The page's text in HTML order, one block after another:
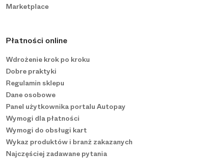
Marketplace
Płatności online
Wdrożenie krok po kroku
Dobre praktyki
Regulamin sklepu
Dane osobowe
Panel użytkownika portalu Autopay
Wymogi dla płatności
Wymogi do obsługi kart
Wykaz produktów i branż zakazanych
Najczęściej zadawane pytania